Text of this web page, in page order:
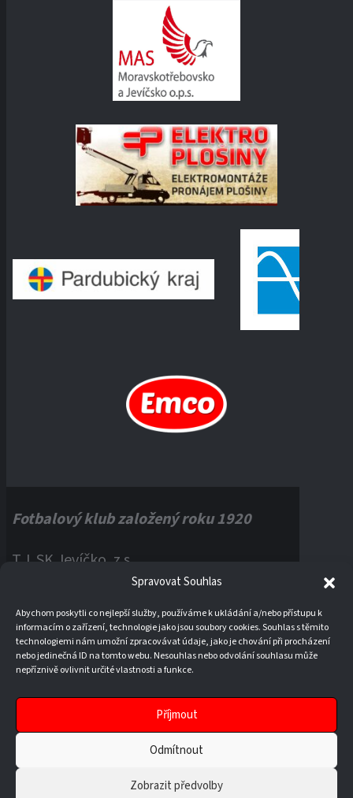
Spravovat Souhlas
Abychom poskytli co nejlepší služby, používáme k ukládání a/nebo přístupu k
informacím o zařízení, technologie jako jsou soubory cookies. Souhlas s těmito
technologiemi nám umožní zpracovávat údaje, jako je chování při procházení
nebo jedinečná ID na tomto webu. Nesouhlas nebo odvolání souhlasu může
nepříznivě ovlivnit určité vlastnosti a funkce.
Příjmout
Odmítnout
Zobrazit předvolby
Fotbalový klub založený roku 1920
T.J. SK Jevíčko, z.s.
IČO:60121670